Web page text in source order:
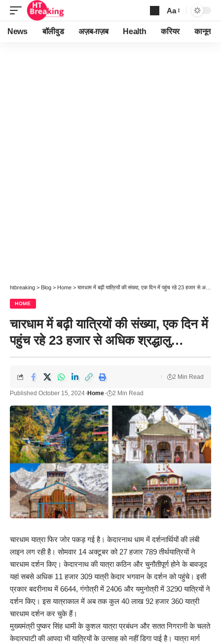
Font
Resizer
Aa
News बॉलीवुड अज़ब-ग़ज़ब Health करियर कानून
htbreaking > Blog > Home > चारधाम में बढ़ी यात्रियों की संख्या, एक दिन में पहुंच रहे 23 हजार से अधिक श्रद्धालु…
HOME
चारधाम में बढ़ी यात्रियों की संख्या, एक दिन में
पहुंच रहे 23 हजार से अधिक श्रद्धालु…
Published October 15, 2024 Home 2 Min Read
2 Min Read
चारधाम यात्रा फिर जोर पकड़ गई है। केदारनाथ धाम में दर्शनार्थियों की लंबी
लाइन लग रही है। सोमवार 14 अक्टूबर को 27 हजार 789 तीर्थयात्रियों ने
चारधाम दर्शन किए। केदारनाथ की यात्रा कठिन और चुनौतीपूर्ण होने के बावजूद
यहां सबसे अधिक 11 हजार 309 यात्री केदार भगवान के दर्शन को पहुंचे। इसी
प्रकार बदरीनाथ में 6644, गंगोत्री में 2406 और यमुनोत्री में 3290 यात्रियों ने
दर्शन किए। इस यात्राकाल में अब तक कुल 40 लाख 92 हजार 360 यात्री
चारधाम दर्शन कर चुके हैं।
मुख्यमंत्री पुष्कर सिंह धामी के कुशल यात्रा प्रबंधन और सतत निगरानी के चलते
केदारघाटी की आपदा भी यात्रियों के उत्साह को नहीं डिगा पाई है। यात्रा मार्ग